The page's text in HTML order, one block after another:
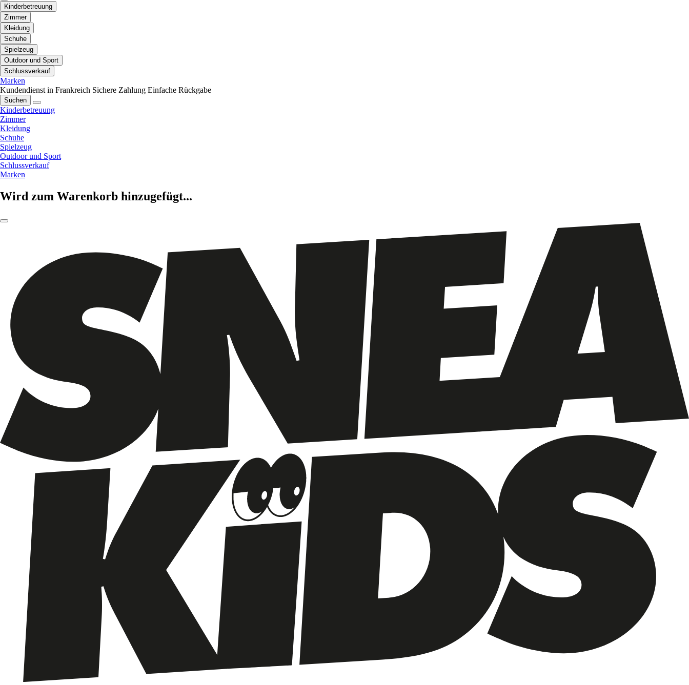
Kinderbetreuung
Zimmer
Kleidung
Schuhe
Spielzeug
Outdoor und Sport
Schlussverkauf
Marken
Kundendienst in Frankreich Sichere Zahlung Einfache Rückgabe
Suchen
Kinderbetreuung
Zimmer
Kleidung
Schuhe
Spielzeug
Outdoor und Sport
Schlussverkauf
Marken
Wird zum Warenkorb hinzugefügt...